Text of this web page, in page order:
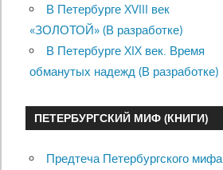
В Петербурге XVIII век
«ЗОЛОТОЙ» (В разработке)
В Петербурге XIX век. Время
обманутых надежд (В разработке)
ПЕТЕРБУРГСКИЙ МИФ (КНИГИ)
Предтеча Петербургского мифа